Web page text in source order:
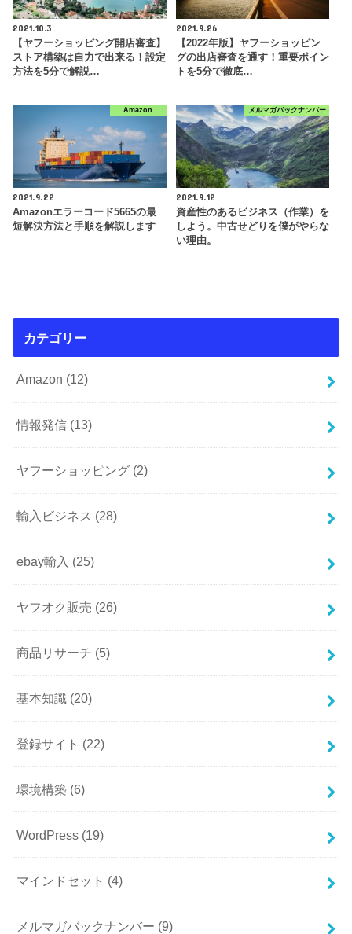
2021.10.3
【ヤフーショッピング開店審査】
ストア構築は自力で出来る！設定
方法を5分で解説…
2021.9.26
【2022年版】ヤフーショッピン
グの出店審査を通す！重要ポイン
トを5分で徹底…
Amazon
2021.9.22
Amazonエラーコード5665の最
短解決方法と手順を解説します
メルマガバックナンバー
2021.9.12
資産性のあるビジネス（作業）を
しよう。中古せどりを僕がやらな
い理由。
カテゴリー
Amazon (12)
情報発信 (13)
ヤフーショッピング (2)
輸入ビジネス (28)
ebay輸入 (25)
ヤフオク販売 (26)
商品リサーチ (5)
基本知識 (20)
登録サイト (22)
環境構築 (6)
WordPress (19)
マインドセット (4)
メルマガバックナンバー (9)